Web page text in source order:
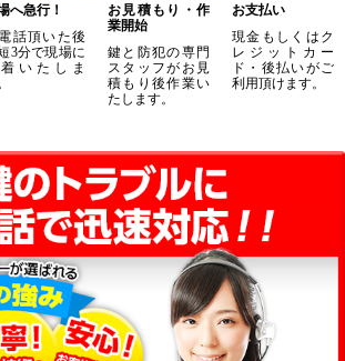
へ急行！
話頂いた後
3分で現場に
いたしま
お見積もり・作
業開始
鍵と防犯の専門
スタッフがお見
積もり後作業い
たします。
お支払い
現金もしくはク
レジットカー
ド・後払いがご
利用頂けます。